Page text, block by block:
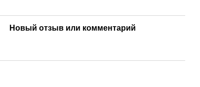
Новый отзыв или комментарий